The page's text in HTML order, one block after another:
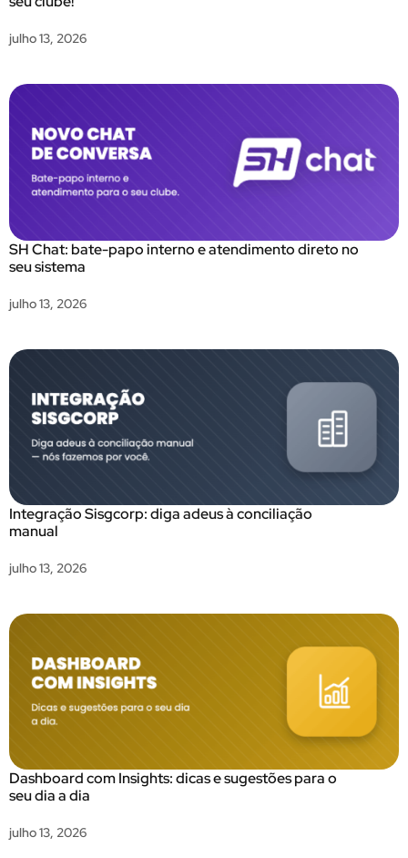
julho 13, 2026
SH Chat: bate-papo interno e atendimento direto no
seu sistema
julho 13, 2026
Integração Sisgcorp: diga adeus à conciliação
manual
julho 13, 2026
Dashboard com Insights: dicas e sugestões para o
seu dia a dia
julho 13, 2026